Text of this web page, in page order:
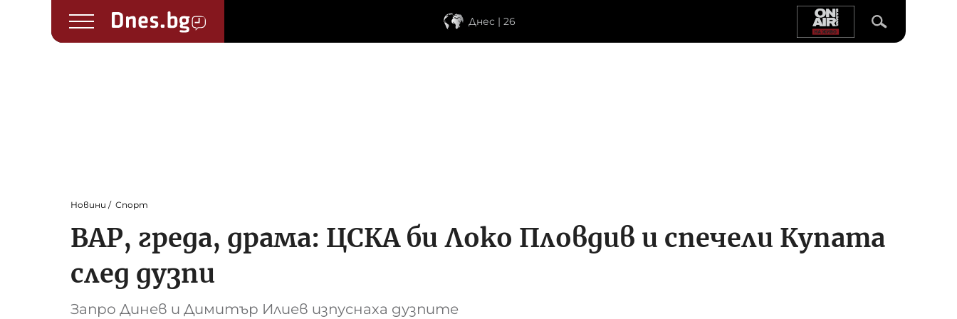
Днес | 26
Новини Спорт
ВАР, греда, драма: ЦСКА би Локо Пловдив и спечели Купата
след дузпи
Запро Динев и Димитър Илиев изпуснаха дузпите